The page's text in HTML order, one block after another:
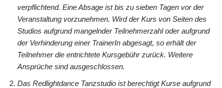
verpflichtend. Eine Absage ist bis zu sieben Tagen vor der
Veranstaltung vorzunehmen. Wird der Kurs von Seiten des
Studios aufgrund mangelnder Teilnehmerzahl oder aufgrund
der Verhinderung einer TrainerIn abgesagt, so erhält der
Teilnehmer die entrichtete Kursgebühr zurück. Weitere
Ansprüche sind ausgeschlossen.
Das Redlightdance Tanzstudio ist berechtigt Kurse aufgrund